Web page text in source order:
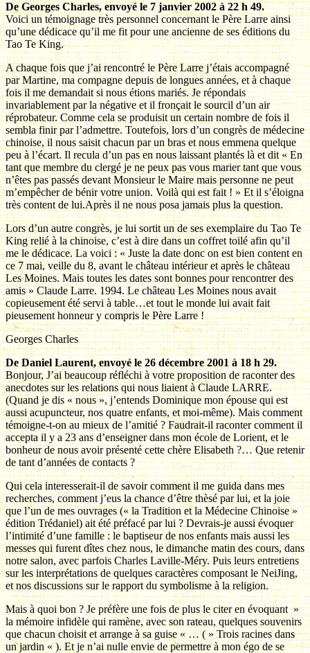
De Georges Charles, envoyé le 7 janvier 2002 à 22 h 49.
Voici un témoignage très personnel concernant le Père Larre ainsi
qu’une dédicace qu’il me fit pour une ancienne de ses éditions du
Tao Te King.
A chaque fois que j’ai rencontré le Père Larre j’étais accompagné
par Martine, ma compagne depuis de longues années, et à chaque
fois il me demandait si nous étions mariés. Je répondais
invariablement par la négative et il fronçait le sourcil d’un air
réprobateur. Comme cela se produisit un certain nombre de fois il
sembla finir par l’admettre. Toutefois, lors d’un congrès de médecine
chinoise, il nous saisit chacun par un bras et nous emmena quelque
peu à l’écart. Il recula d’un pas en nous laissant plantés là et dit « En
tant que membre du clergé je ne peux pas vous marier tant que vous
n’êtes pas passés devant Monsieur le Maire mais personne ne peut
m’empêcher de bénir votre union. Voilà qui est fait ! » Et il s’éloigna
très content de lui.Après il ne nous posa jamais plus la question.
Lors d’un autre congrès, je lui sortit un de ses exemplaire du Tao Te
King relié à la chinoise, c’est à dire dans un coffret toilé afin qu’il
me le dédicace. La voici : « Juste la date donc on est bien content en
ce 7 mai, veille du 8, avant le château intérieur et après le château
Les Moines. Mais toutes les dates sont bonnes pour rencontrer des
amis » Claude Larre. 1994. Le château Les Moines nous avait
copieusement été servi à table…et tout le monde lui avait fait
pieusement honneur y compris le Père Larre !
Georges Charles
De Daniel Laurent, envoyé le 26 décembre 2001 à 18 h 29.
Bonjour, J’ai beaucoup réfléchi à votre proposition de raconter des
anecdotes sur les relations qui nous liaient à Claude LARRE.
(Quand je dis « nous », j’entends Dominique mon épouse qui est
aussi acupuncteur, nos quatre enfants, et moi-même). Mais comment
témoigne-t-on au mieux de l’amitié ? Faudrait-il raconter comment il
accepta il y a 23 ans d’enseigner dans mon école de Lorient, et le
bonheur de nous avoir présenté cette chère Elisabeth ?… Que retenir
de tant d’années de contacts ?
Qui cela interesserait-il de savoir comment il me guida dans mes
recherches, comment j’eus la chance d’être thèsé par lui, et la joie
que l’un de mes ouvrages (« la Tradition et la Médecine Chinoise »
édition Trédaniel) ait été préfacé par lui ? Devrais-je aussi évoquer
l’intimité d’une famille : le baptiseur de nos enfants mais aussi les
messes qui furent dîtes chez nous, le dimanche matin des cours, dans
notre salon, avec parfois Charles Laville-Méry. Puis leurs entretiens
sur les interprétations de quelques caractères composant le NeiJing,
et nos discussions sur le rapport du symbolisme à la religion.
Mais à quoi bon ? Je préfère une fois de plus le citer en évoquant »
la mémoire infidèle qui ramène, avec son rateau, quelques souvenirs
que chacun choisit et arrange à sa guise « … ( » Trois racines dans
un jardin « ). Et je n’ai nulle envie de permettre à mon égo de se